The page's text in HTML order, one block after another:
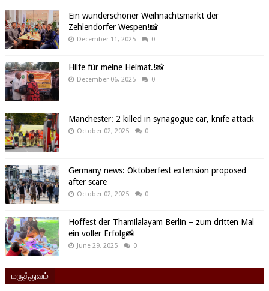
Ein wunderschöner Weihnachtsmarkt der
Zehlendorfer Wespen!📸
December 11, 2025 0
Hilfe für meine Heimat.!📸
December 06, 2025 0
Manchester: 2 killed in synagogue car, knife attack
October 02, 2025 0
Germany news: Oktoberfest extension proposed
after scare
October 02, 2025 0
Hoffest der Thamilalayam Berlin – zum dritten Mal
ein voller Erfolg📸
June 29, 2025 0
மருத்துவம்